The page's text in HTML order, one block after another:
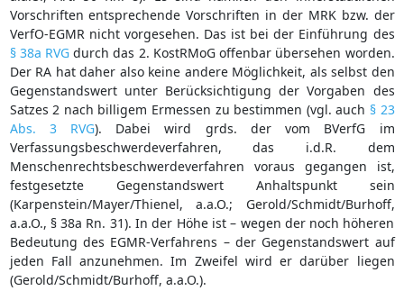
Vorschriften entsprechende Vorschriften in der MRK bzw. der
VerfO-EGMR nicht vorgesehen. Das ist bei der Einführung des
§ 38a RVGdurch das 2. KostRMoG offenbar übersehen worden.
Der RA hat daher also keine andere Möglichkeit, als selbst den
Gegenstandswert unter Berücksichtigung der Vorgaben des
Satzes 2 nach billigem Ermessen zu bestimmen (vgl. auch § 23
Abs. 3 RVG). Dabei wird grds. der vom BVerfG im
Verfassungsbeschwerdeverfahren, das i.d.R. dem
Menschenrechtsbeschwerdeverfahren voraus gegangen ist,
festgesetzte Gegenstandswert Anhaltspunkt sein
(Karpenstein/Mayer/Thienel, a.a.O.; Gerold/Schmidt/Burhoff,
a.a.O., § 38a Rn. 31). In der Höhe ist – wegen der noch höheren
Bedeutung des EGMR-Verfahrens – der Gegenstandswert auf
jeden Fall anzunehmen. Im Zweifel wird er darüber liegen
(Gerold/Schmidt/Burhoff, a.a.O.).